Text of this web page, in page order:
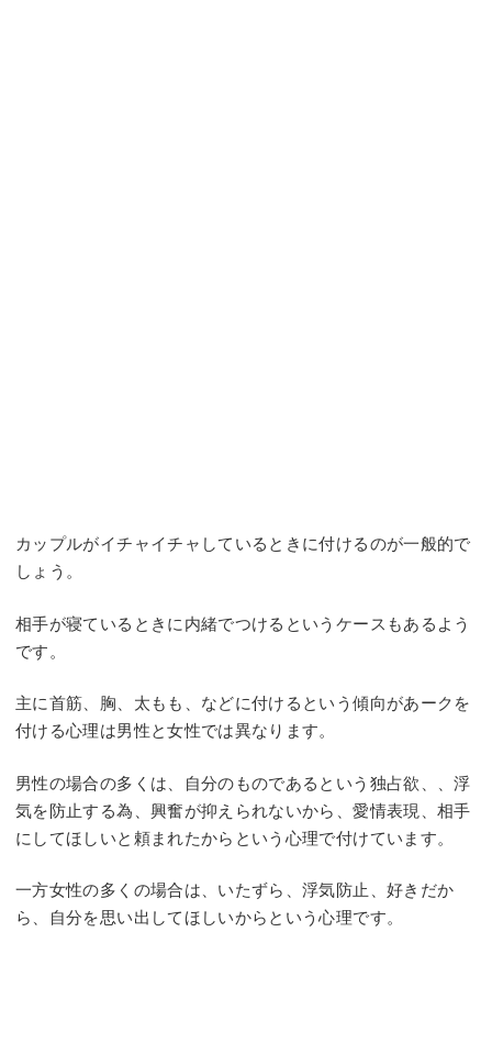
カップルがイチャイチャしているときに付けるのが一般的で
しょう。
相手が寝ているときに内緒でつけるというケースもあるよう
です。
主に首筋、胸、太もも、などに付けるという傾向があークを
付ける心理は男性と女性では異なります。
男性の場合の多くは、自分のものであるという独占欲、、浮
気を防止する為、興奮が抑えられないから、愛情表現、相手
にしてほしいと頼まれたからという心理で付けています。
一方女性の多くの場合は、いたずら、浮気防止、好きだか
ら、自分を思い出してほしいからという心理です。